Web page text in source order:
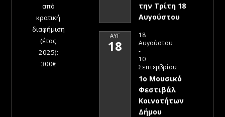
από
κρατική
διαφήμιση
(έτος
2025):
300€
την Τρίτη 18
Αυγούστου
ΑΥΓ
18
18
Αυγούστου
-
10
Σεπτεμβρίου
1ο Μουσικό
Φεστιβάλ
Κοινοτήτων
Δήμου